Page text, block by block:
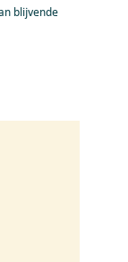
blijvende